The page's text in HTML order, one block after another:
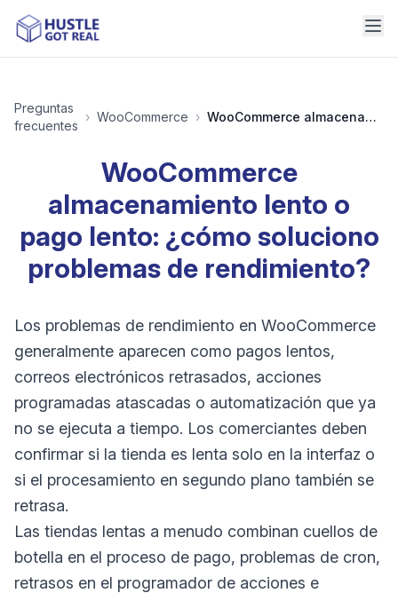
Preguntas
frecuentes
› WooCommerce › WooCommerce almacenamiento lento o pago lento: ¿cómo soluciono problemas de rendimiento?
WooCommerce
almacenamiento lento o
pago lento: ¿cómo soluciono
problemas de rendimiento?
Los problemas de rendimiento en WooCommerce
generalmente aparecen como pagos lentos,
correos electrónicos retrasados, acciones
programadas atascadas o automatización que ya
no se ejecuta a tiempo. Los comerciantes deben
confirmar si la tienda es lenta solo en la interfaz o
si el procesamiento en segundo plano también se
retrasa.
Las tiendas lentas a menudo combinan cuellos de
botella en el proceso de pago, problemas de cron,
retrasos en el programador de acciones e